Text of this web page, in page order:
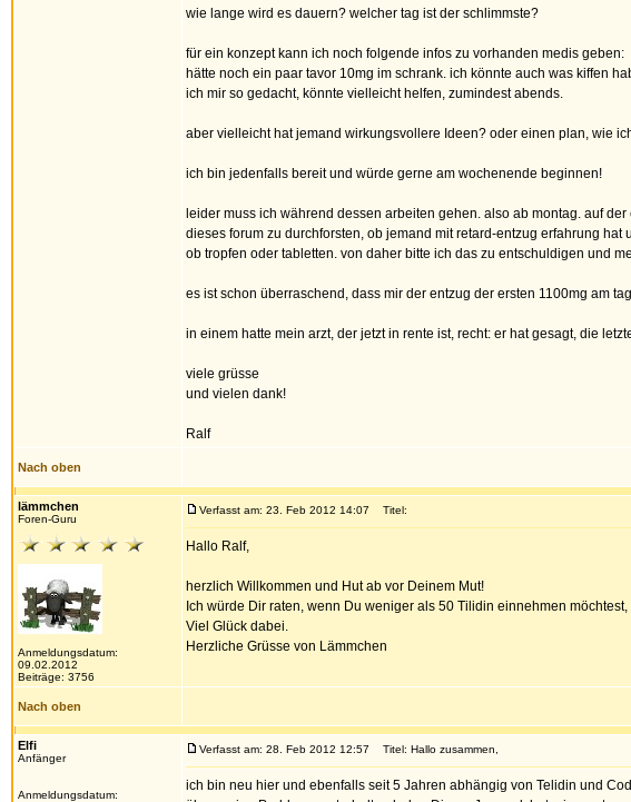
wie lange wird es dauern? welcher tag ist der schlimmste?
für ein konzept kann ich noch folgende infos zu vorhanden medis geben:
hätte noch ein paar tavor 10mg im schrank. ich könnte auch was kiffen
ich mir so gedacht, könnte vielleicht helfen, zumindest abends.
aber vielleicht hat jemand wirkungsvollere Ideen? oder einen plan, wie
ich bin jedenfalls bereit und würde gerne am wochenende beginnen!
leider muss ich während dessen arbeiten gehen. also ab montag. auf
dieses forum zu durchforsten, ob jemand mit retard-entzug erfahrung
ob tropfen oder tabletten. von daher bitte ich das zu entschuldigen und
es ist schon überraschend, dass mir der entzug der ersten 1100mg am
in einem hatte mein arzt, der jetzt in rente ist, recht: er hat gesagt, die
viele grüsse
und vielen dank!
Ralf
Nach oben
lämmchen
Foren-Guru
Anmeldungsdatum:
09.02.2012
Beiträge: 3756
Verfasst am: 23. Feb 2012 14:07 Titel:
Hallo Ralf,
herzlich Willkommen und Hut ab vor Deinem Mut!
Ich würde Dir raten, wenn Du weniger als 50 Tilidin einnehmen
Viel Glück dabei.
Herzliche Grüsse von Lämmchen
Nach oben
Elfi
Anfänger
Anmeldungsdatum:
Verfasst am: 28. Feb 2012 12:57 Titel: Hallo zusammen,
ich bin neu hier und ebenfalls seit 5 Jahren abhängig von Telidin und